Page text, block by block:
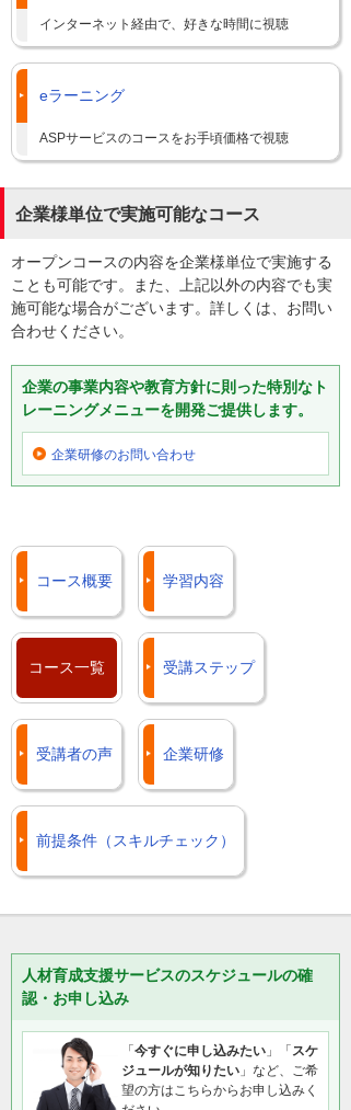
インターネット経由で、好きな時間に視聴
eラーニング
ASPサービスのコースをお手頃価格で視聴
企業様単位で実施可能なコース
オープンコースの内容を企業様単位で実施する
ことも可能です。また、上記以外の内容でも実
施可能な場合がございます。詳しくは、お問い
合わせください。
企業の事業内容や教育方針に則った特別なト
レーニングメニューを開発ご提供します。
企業研修のお問い合わせ
コース概要 学習内容
コース一覧 受講ステップ
受講者の声 企業研修
前提条件（スキルチェック）
人材育成支援サービスのスケジュールの確
認・お申し込み
「 今すぐに申し込みたい 」「 スケ
ジュールが知りたい 」など、ご希
望の方はこちらからお申し込みく